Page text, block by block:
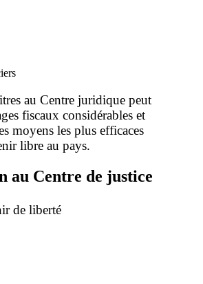
au Centre juridique peut
fiscaux considérables et
moyens les plus efficaces
libre au pays.
au Centre de justice
de liberté